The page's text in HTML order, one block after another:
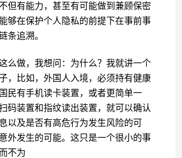
但有能力，甚至有可能做到兼顾保密
够在保护个人隐私的前提下在事前事
条追溯。
么做，我想问：为什么？我就讲一个
，比如，外国人入境，必须持有健康
民有手机读卡装置，或者更简单一
码装置和指纹读出装置，就可以确认
以及是否有高危行为发生风险的可
外发生的可能。这只是一个很小的事
不为